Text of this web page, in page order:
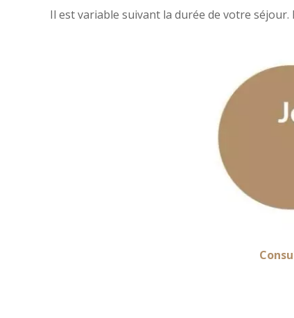
Il est variable suivant la durée de votre